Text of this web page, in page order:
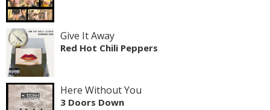
Give It Away
Red Hot Chili Peppers
Here Without You
3 Doors Down